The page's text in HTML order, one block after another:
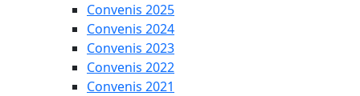
Convenis 2025
Convenis 2024
Convenis 2023
Convenis 2022
Convenis 2021